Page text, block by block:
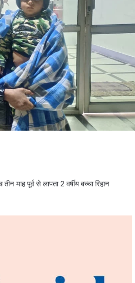
माह पूर्व से लापता 2 वर्षीय बच्चा रिहान